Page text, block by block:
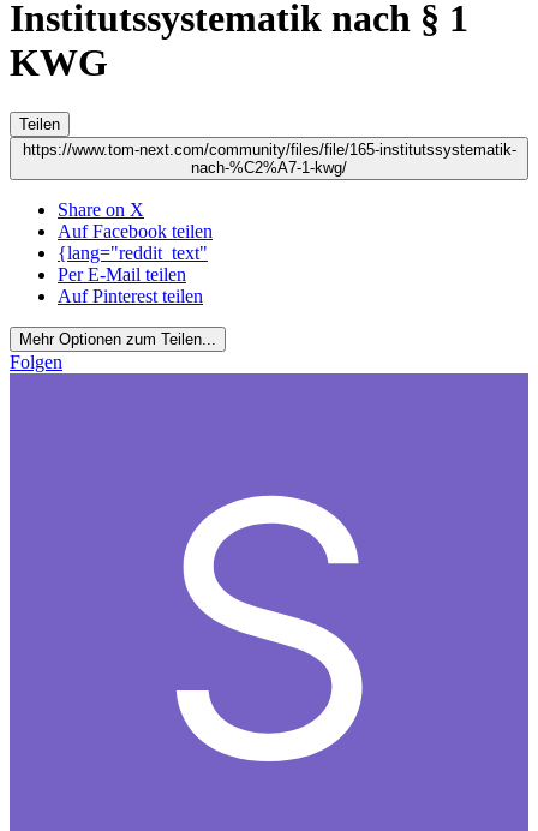
Institutssystematik nach § 1
KWG
Teilen
https://www.tom-next.com/community/files/file/165-institutssystematik-
nach-%C2%A7-1-kwg/
Share on X
Auf Facebook teilen
{lang="reddit_text"
Per E-Mail teilen
Auf Pinterest teilen
Mehr Optionen zum Teilen...
Folgen